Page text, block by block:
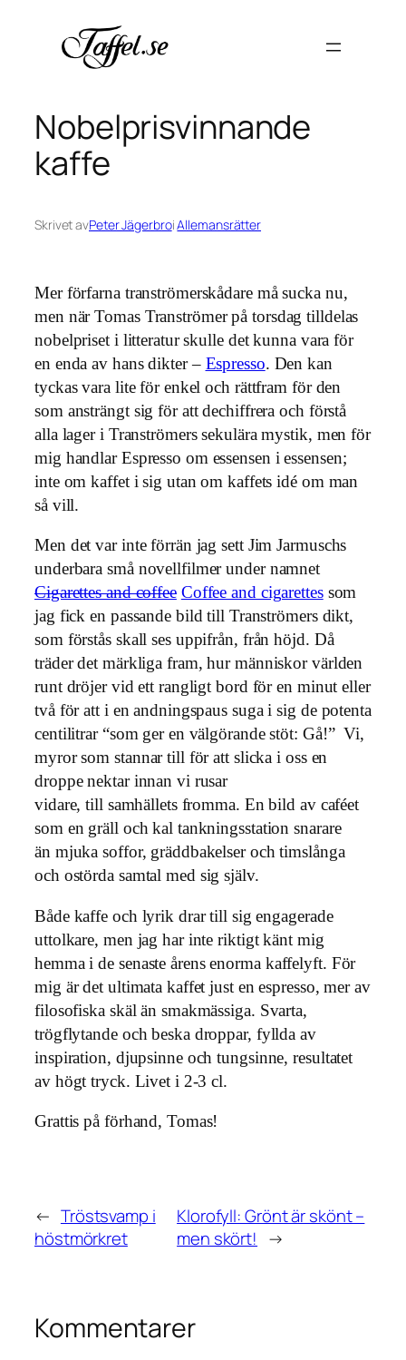
innehåll
Nobelprisvinnande
kaffe
Skrivet avPeter JägerbroiAllemansrätter
Mer förfarna tranströmerskådare må sucka nu,
men när Tomas Tranströmer på torsdag tilldelas
nobelpriset i litteratur skulle det kunna vara för
en enda av hans dikter – Espresso. Den kan
tyckas vara lite för enkel och rättfram för den
som ansträngt sig för att dechiffrera och förstå
alla lager i Tranströmers sekulära mystik, men för
mig handlar Espresso om essensen i essensen;
inte om kaffet i sig utan om kaffets idé om man
så vill.
Men det var inte förrän jag sett Jim Jarmuschs
underbara små novellfilmer under namnet
Cigarettes and coffee Coffee and cigarettessom
jag fick en passande bild till Tranströmers dikt,
som förstås skall ses uppifrån, från höjd. Då
träder det märkliga fram, hur människor världen
runt dröjer vid ett rangligt bord för en minut eller
två för att i en andningspaus suga i sig de potenta
centilitrar “som ger en välgörande stöt: Gå!” Vi,
myror som stannar till för att slicka i oss en
droppe nektar innan vi rusar
vidare, till samhällets fromma. En bild av caféet
som en gräll och kal tankningsstation snarare
än mjuka soffor, gräddbakelser och timslånga
och ostörda samtal med sig själv.
Både kaffe och lyrik drar till sig engagerade
uttolkare, men jag har inte riktigt känt mig
hemma i de senaste årens enorma kaffelyft. För
mig är det ultimata kaffet just en espresso, mer av
filosofiska skäl än smakmässiga. Svarta,
trögflytande och beska droppar, fyllda av
inspiration, djupsinne och tungsinne, resultatet
av högt tryck. Livet i 2-3 cl.
Grattis på förhand, Tomas!
← Tröstsvamp i
höstmörkret
Klorofyll: Grönt är skönt –
men skört! →
Kommentarer